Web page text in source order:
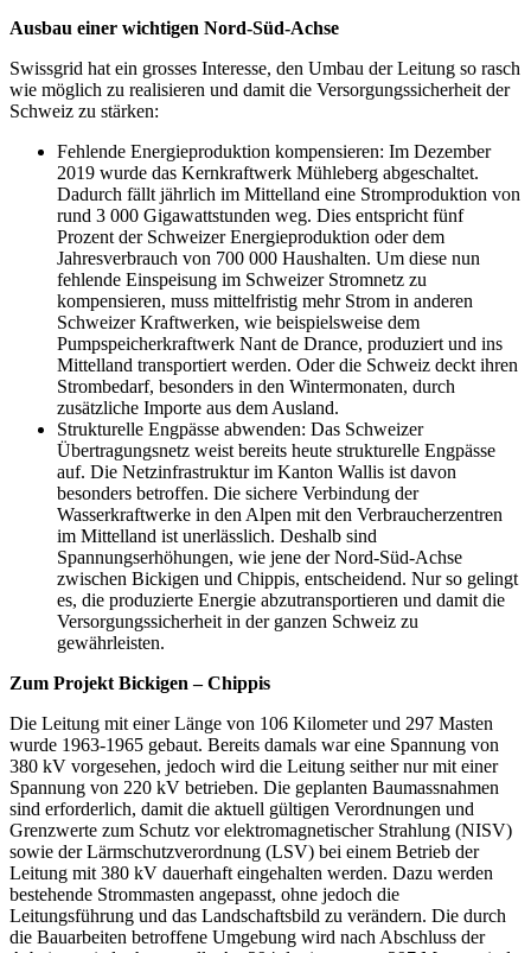
Ausbau einer wichtigen Nord-Süd-Achse
Swissgrid hat ein grosses Interesse, den Umbau der Leitung so rasch
wie möglich zu realisieren und damit die Versorgungssicherheit der
Schweiz zu stärken:
Fehlende Energieproduktion kompensieren: Im Dezember
2019 wurde das Kernkraftwerk Mühleberg abgeschaltet.
Dadurch fällt jährlich im Mittelland eine Stromproduktion von
rund 3 000 Gigawattstunden weg. Dies entspricht fünf
Prozent der Schweizer Energieproduktion oder dem
Jahresverbrauch von 700 000 Haushalten. Um diese nun
fehlende Einspeisung im Schweizer Stromnetz zu
kompensieren, muss mittelfristig mehr Strom in anderen
Schweizer Kraftwerken, wie beispielsweise dem
Pumpspeicherkraftwerk Nant de Drance, produziert und ins
Mittelland transportiert werden. Oder die Schweiz deckt ihren
Strombedarf, besonders in den Wintermonaten, durch
zusätzliche Importe aus dem Ausland.
Strukturelle Engpässe abwenden: Das Schweizer
Übertragungsnetz weist bereits heute strukturelle Engpässe
auf. Die Netzinfrastruktur im Kanton Wallis ist davon
besonders betroffen. Die sichere Verbindung der
Wasserkraftwerke in den Alpen mit den Verbraucherzentren
im Mittelland ist unerlässlich. Deshalb sind
Spannungserhöhungen, wie jene der Nord-Süd-Achse
zwischen Bickigen und Chippis, entscheidend. Nur so gelingt
es, die produzierte Energie abzutransportieren und damit die
Versorgungssicherheit in der ganzen Schweiz zu
gewährleisten.
Zum Projekt Bickigen – Chippis
Die Leitung mit einer Länge von 106 Kilometer und 297 Masten
wurde 1963-1965 gebaut. Bereits damals war eine Spannung von
380 kV vorgesehen, jedoch wird die Leitung seither nur mit einer
Spannung von 220 kV betrieben. Die geplanten Baumassnahmen
sind erforderlich, damit die aktuell gültigen Verordnungen und
Grenzwerte zum Schutz vor elektromagnetischer Strahlung (NISV)
sowie der Lärmschutzverordnung (LSV) bei einem Betrieb der
Leitung mit 380 kV dauerhaft eingehalten werden. Dazu werden
bestehende Strommasten angepasst, ohne jedoch die
Leitungsführung und das Landschaftsbild zu verändern. Die durch
die Bauarbeiten betroffene Umgebung wird nach Abschluss der